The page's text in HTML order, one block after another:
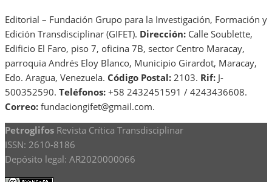
Editorial – Fundación Grupo para la Investigación, Formación y
Edición Transdisciplinar (GIFET). Dirección: Calle Soublette,
Edificio El Faro, piso 7, oficina 7B, sector Centro Maracay,
parroquia Andrés Eloy Blanco, Municipio Girardot, Maracay,
Edo. Aragua, Venezuela. Código Postal: 2103. Rif: J-
500352590. Teléfonos: +58 2432451591 / 4243436608.
Correo: fundaciongifet@gmail.com.
Petroglifos Revista Crítica Transdisciplinar
ISSN: 2610-8186
Depósito legal: AR2020000066